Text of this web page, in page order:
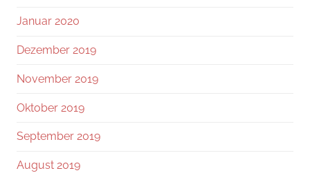
Januar 2020
Dezember 2019
November 2019
Oktober 2019
September 2019
August 2019